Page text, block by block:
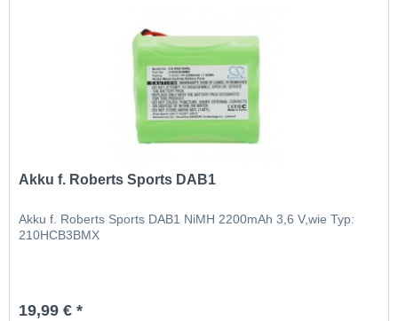
Akku f. Roberts Sports DAB1
Akku f. Roberts Sports DAB1 NiMH 2200mAh 3,6 V,wie Typ:
210HCB3BMX
19,99 € *